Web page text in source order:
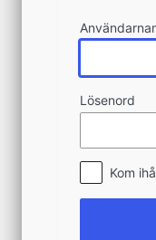
Lösenord
Kom